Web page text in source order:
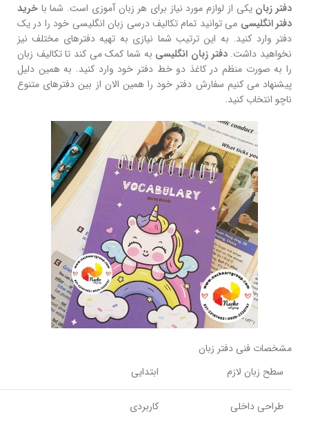
دفتر زبان یکی از لوازم مورد نیاز برای هر زبان آموزی است. شما با خرید
دفتر انگلیسی می توانید تمام تکالیف درسی زبان انگلیسی خود را در یک
دفتر وارد کنید. به این ترتیب شما نیازی به تهیه دفترهای مختلف نیز
نخواهید داشت.دفتر زبان انگلیسی به شما کمک می کند تا تکالیف زبان
را به صورت منظم در کاغذ دو خط دفتر خود وارد کنید. به همین دلیل
پیشنهاد می کنیم سفارش دفتر خود را همین الان از بین دفترهای متنوع
ناچو انتخاب کنید.
مشخصات فنی دفتر زبان
سطح زبان لازم
ابتدایی
طراحی داخلی کاربردی